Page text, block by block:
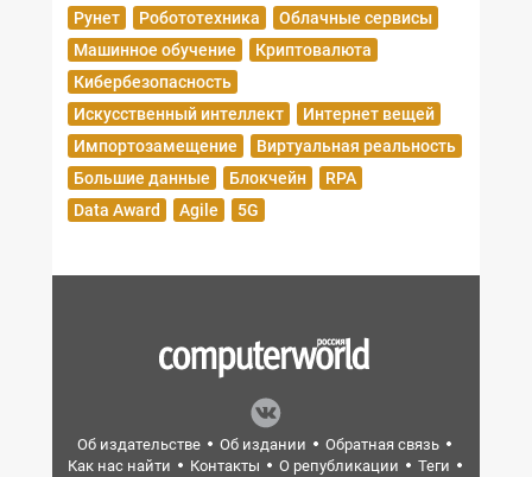
Рунет
Робототехника
Облачные сервисы
Машинное обучение
Криптовалюта
Кибербезопасность
Искусственный интеллект
Интернет вещей
Импортозамещение
Виртуальная реальность
Большие данные
Блокчейн
RPA
Data Award
Agile 5G
Об издательстве Об издании
Обратная связь
Как нас найти
Контакты О републикации
Теги